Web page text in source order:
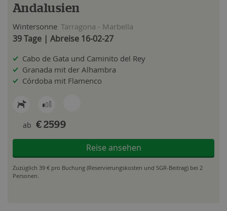
Andalusien
Wintersonne Tarragona - Marbella
39 Tage | Abreise 16-02-27
Cabo de Gata und Caminito del Rey
Granada mit der Alhambra
Córdoba mit Flamenco
ab € 2599
Reise ansehen
Zuzüglich 39 € pro Buchung (Reservierungskosten und SGR-Beitrag) bei 2
Personen.